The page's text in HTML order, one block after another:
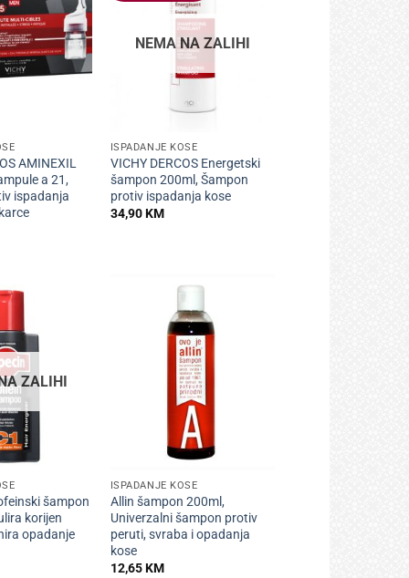
AMINEXIL
a 21,
ispadanja
NEMA NA ZALIHI
ISPADANJE KOSE
VICHY DERCOS Energetski
šampon 200ml, Šampon
protiv ispadanja kose
34,90KM
ZALIHI
šampon
korijen
opadanje
ISPADANJE KOSE
Allin šampon 200ml,
Univerzalni šampon protiv
peruti, svraba i opadanja
kose
12,65KM